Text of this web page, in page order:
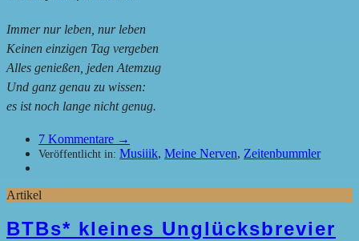
Immer nur leben, nur leben
Keinen einzigen Tag vergeben
Alles genießen, jeden Atemzug
Und ganz genau zu wissen:
es ist noch lange nicht genug.
7 Kommentare →
Veröffentlicht in: Musiiik, Meine Nerven, Zeitenbummler
Artikel
BTBs* kleines Unglücksbrevier